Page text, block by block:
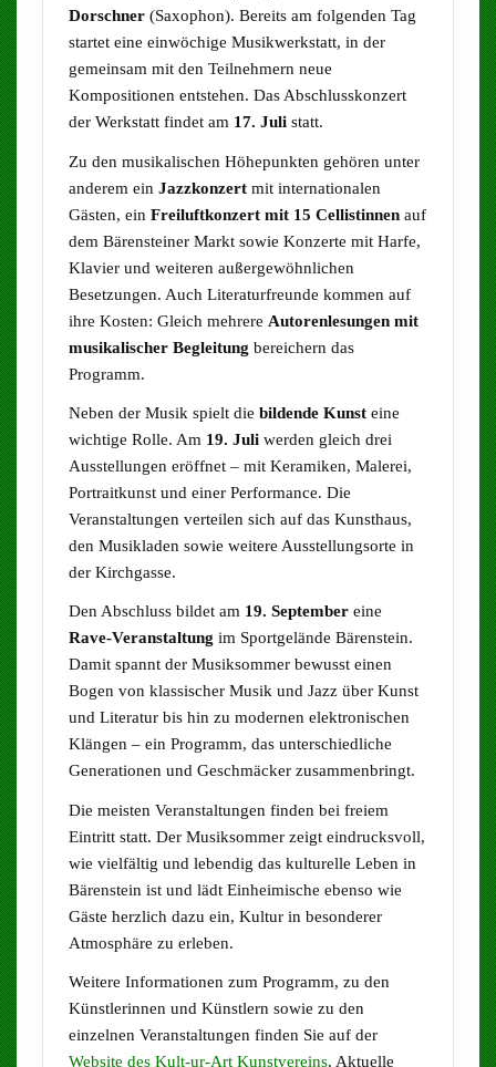
Dorschner(Saxophon). Bereits am folgenden Tag
startet eine einwöchige Musikwerkstatt, in der
gemeinsam mit den Teilnehmern neue
Kompositionen entstehen. Das Abschlusskonzert
der Werkstatt findet am 17. Julistatt.
Zu den musikalischen Höhepunkten gehören unter
anderem ein Jazzkonzertmit internationalen
Gästen, ein Freiluftkonzert mit 15 Cellistinnenauf
dem Bärensteiner Markt sowie Konzerte mit Harfe,
Klavier und weiteren außergewöhnlichen
Besetzungen. Auch Literaturfreunde kommen auf
ihre Kosten: Gleich mehrere Autorenlesungen mit
musikalischer Begleitung bereichern das
Programm.
Neben der Musik spielt die bildende Kunsteine
wichtige Rolle. Am 19. Juliwerden gleich drei
Ausstellungen eröffnet – mit Keramiken, Malerei,
Portraitkunst und einer Performance. Die
Veranstaltungen verteilen sich auf das Kunsthaus,
den Musikladen sowie weitere Ausstellungsorte in
der Kirchgasse.
Den Abschluss bildet am 19. Septembereine
Rave-Veranstaltung im Sportgelände Bärenstein.
Damit spannt der Musiksommer bewusst einen
Bogen von klassischer Musik und Jazz über Kunst
und Literatur bis hin zu modernen elektronischen
Klängen – ein Programm, das unterschiedliche
Generationen und Geschmäcker zusammenbringt.
Die meisten Veranstaltungen finden bei freiem
Eintritt statt. Der Musiksommer zeigt eindrucksvoll,
wie vielfältig und lebendig das kulturelle Leben in
Bärenstein ist und lädt Einheimische ebenso wie
Gäste herzlich dazu ein, Kultur in besonderer
Atmosphäre zu erleben.
Weitere Informationen zum Programm, zu den
Künstlerinnen und Künstlern sowie zu den
einzelnen Veranstaltungen finden Sie auf der
Website des Kult-ur-Art Kunstvereins. Aktuelle